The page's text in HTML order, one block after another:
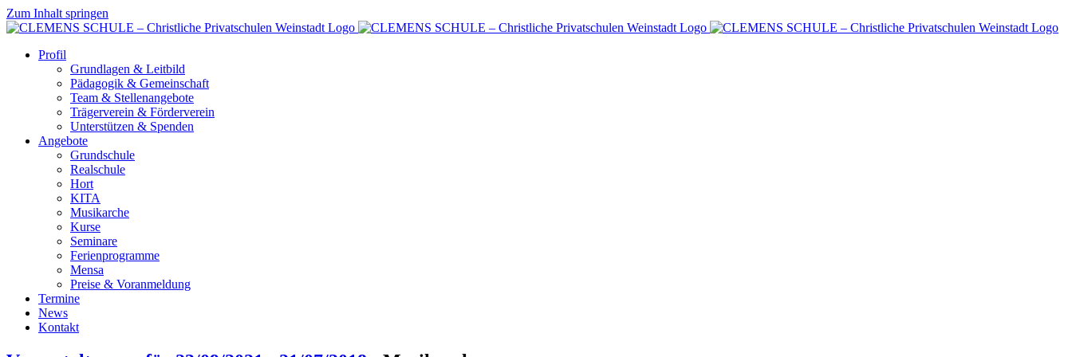
Zum Inhalt springen
Profil
Grundlagen & Leitbild
Pädagogik & Gemeinschaft
Team & Stellenangebote
Trägerverein & Förderverein
Unterstützen & Spenden
Angebote
Grundschule
Realschule
Hort
KITA
Musikarche
Kurse
Seminare
Ferienprogramme
Mensa
Preise & Voranmeldung
Termine
News
Kontakt